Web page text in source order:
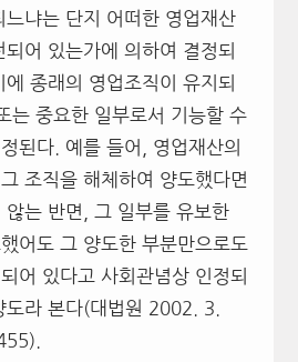
느냐는 단지 어떠한 영업재산
어 있는가에 의하여 결정되
종래의 영업조직이 유지되
는 중요한 일부로서 기능할 수
된다. 예를 들어, 영업재산의
조직을 해체하여 양도했다면
않는 반면, 그 일부를 유보한
어도 그 양도한 부분만으로도
어 있다고 사회관념상 인정되
도라 본다(대법원 2002. 3.